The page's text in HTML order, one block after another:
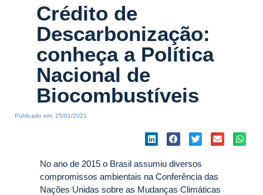
Crédito de
Descarbonização:
conheça a Política
Nacional de
Biocombustíveis
Publicado em: 25/01/2021
No ano de 2015 o Brasil assumiu diversos
compromissos ambientais na Conferência das
Nações Unidas sobre as Mudanças Climáticas